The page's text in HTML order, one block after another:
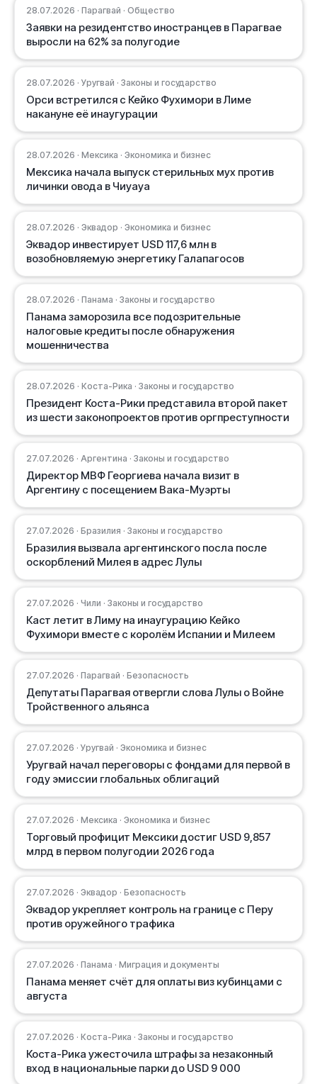
28.07.2026 · Парагвай · Общество
Заявки на резидентство иностранцев в Парагвае
выросли на 62% за полугодие
28.07.2026 · Уругвай · Законы и государство
Орси встретился с Кейко Фухимори в Лиме
накануне её инаугурации
28.07.2026 · Мексика · Экономика и бизнес
Мексика начала выпуск стерильных мух против
личинки овода в Чиуауа
28.07.2026 · Эквадор · Экономика и бизнес
Эквадор инвестирует USD 117,6 млн в
возобновляемую энергетику Галапагосов
28.07.2026 · Панама · Законы и государство
Панама заморозила все подозрительные
налоговые кредиты после обнаружения
мошенничества
28.07.2026 · Коста-Рика · Законы и государство
Президент Коста-Рики представила второй пакет
из шести законопроектов против оргпреступности
27.07.2026 · Аргентина · Законы и государство
Директор МВФ Георгиева начала визит в
Аргентину с посещением Вака-Муэрты
27.07.2026 · Бразилия · Законы и государство
Бразилия вызвала аргентинского посла после
оскорблений Милея в адрес Лулы
27.07.2026 · Чили · Законы и государство
Каст летит в Лиму на инаугурацию Кейко
Фухимори вместе с королём Испании и Милеем
27.07.2026 · Парагвай · Безопасность
Депутаты Парагвая отвергли слова Лулы о Войне
Тройственного альянса
27.07.2026 · Уругвай · Экономика и бизнес
Уругвай начал переговоры с фондами для первой в
году эмиссии глобальных облигаций
27.07.2026 · Мексика · Экономика и бизнес
Торговый профицит Мексики достиг USD 9,857
млрд в первом полугодии 2026 года
27.07.2026 · Эквадор · Безопасность
Эквадор укрепляет контроль на границе с Перу
против оружейного трафика
27.07.2026 · Панама · Миграция и документы
Панама меняет счёт для оплаты виз кубинцами с
августа
27.07.2026 · Коста-Рика · Законы и государство
Коста-Рика ужесточила штрафы за незаконный
вход в национальные парки до USD 9 000